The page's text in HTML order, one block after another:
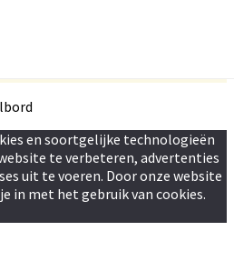
en soortgelijke technologieën
te verbeteren, advertenties
uit te voeren. Door onze website
in met het gebruik van cookies.